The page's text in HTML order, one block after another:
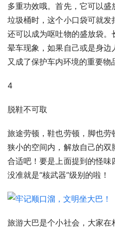
多重功效哦。首先，它可以
垃圾桶时，这个小口袋可就
还可以成为呕吐物的盛放袋
晕车现象，如果自己或是身
又成了保护车内环境的重要物
4
脱鞋不可取
旅途劳顿，鞋也劳顿，脚也
狭小的空间内，解放自己的
合适吧！要是上面提到的怪
没准就是“核武器”级别的啦！
旅游大巴是个小社会，大家